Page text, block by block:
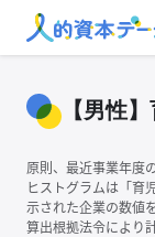
【男性
原則、最近事業年度
ヒストグラムは「育
示された企業の数値
算出根拠法令により